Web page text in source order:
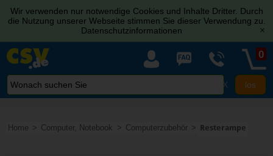
Wir verwenden nur notwendige Cookies und Inhalte Dritter. Durch
die Nutzung unserer Webseite stimmen Sie dieser Verwendung zu.
Datenschutzinformationen
[x]
X
0
Home Computer, Notebook Computerzubehör Resterampe